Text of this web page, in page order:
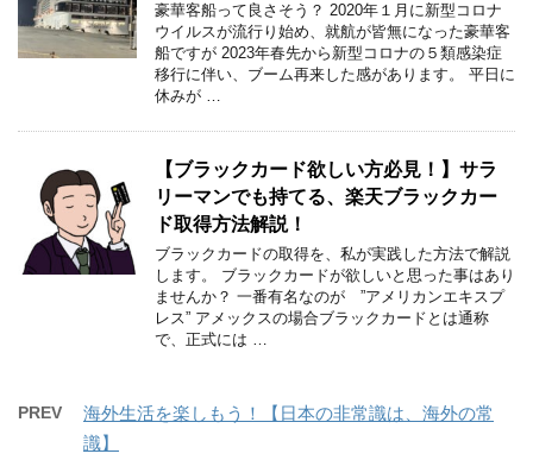
豪華客船って良さそう？ 2020年１月に新型コロナ
ウイルスが流行り始め、就航が皆無になった豪華客
船ですが 2023年春先から新型コロナの５類感染症
移行に伴い、ブーム再来した感があります。 平日に
休みが …
【ブラックカード欲しい方必見！】サラ
リーマンでも持てる、楽天ブラックカー
ド取得方法解説！
ブラックカードの取得を、私が実践した方法で解説
します。 ブラックカードが欲しいと思った事はあり
ませんか？ 一番有名なのが ”アメリカンエキスプ
レス” アメックスの場合ブラックカードとは通称
で、正式には …
PREV
海外生活を楽しもう！【日本の非常識は、海外の常
識】